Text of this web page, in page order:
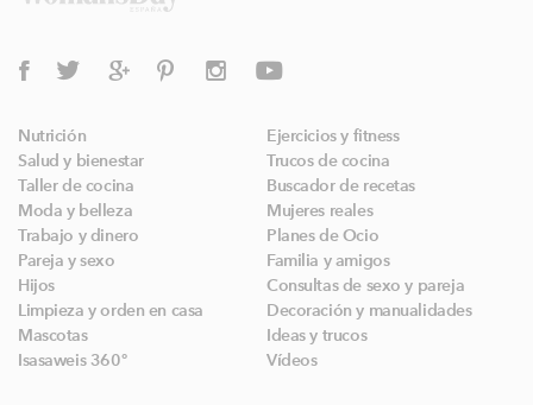
Nutrición
Ejercicios y fitness
Salud y bienestar
Trucos de cocina
Taller de cocina
Buscador de recetas
Moda y belleza
Mujeres reales
Trabajo y dinero
Planes de Ocio
Pareja y sexo
Familia y amigos
Hijos
Consultas de sexo y pareja
Limpieza y orden en casa
Decoración y manualidades
Mascotas
Ideas y trucos
Isasaweis 360º
Vídeos